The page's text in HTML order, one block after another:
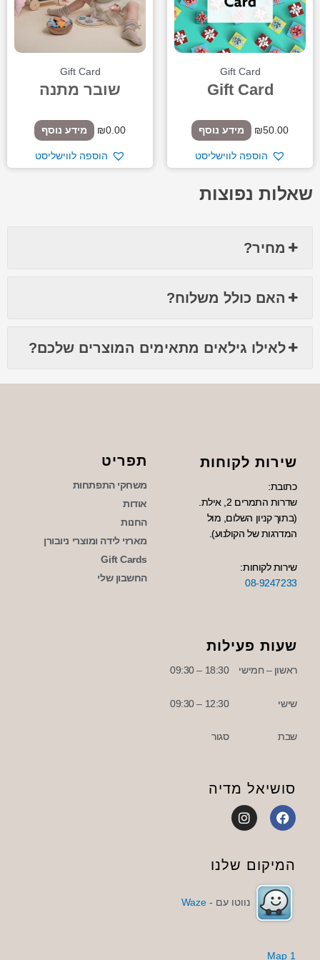
Gift Card
Gift Card
₪50.00 מידע נוסף
הוספה לווישליסט
Gift Card
שובר מתנה
₪0.00 מידע נוסף
הוספה לווישליסט
שאלות נפוצות
מחיר?
האם כולל משלוח?
לאילו גילאים מתאימים המוצרים שלכם?
שירות לקוחות
כתובת:
שדרות התמרים 2, אילת.
(בתוך קניון השלום, מול
המדרגות של הקולנוע).
שירות לקוחות:
08-9247233
תפריט
משחקי התפתחות
אודות
החנות
מארזי לידה ומוצרי ניובורן
Gift Cards
החשבון שלי
שעות פעילות
ראשון – חמישי
שישי
שבת
18:30 – 09:30
12:30 – 09:30
סגור
סושיאל מדיה
F
a
b
o
o
k
I
n
a
a
המיקום שלנו
נווטו עם -Waze
1 Map